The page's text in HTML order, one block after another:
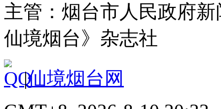
主管：烟台市人民政府
仙境烟台》杂志社
|仙境烟台网